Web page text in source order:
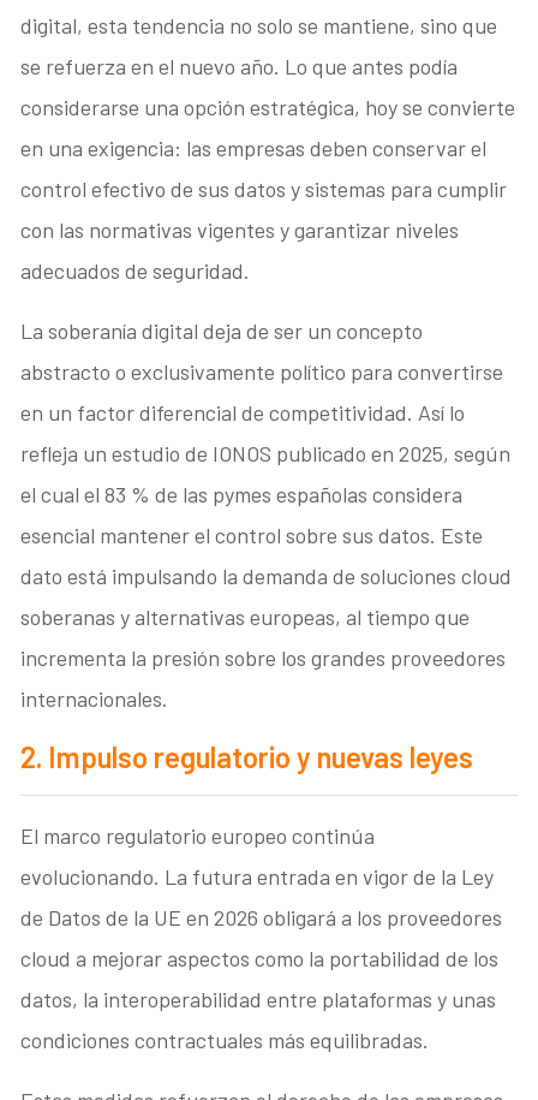
digital, esta tendencia no solo se mantiene, sino que
se refuerza en el nuevo año. Lo que antes podía
considerarse una opción estratégica, hoy se convierte
en una exigencia: las empresas deben conservar el
control efectivo de sus datos y sistemas para cumplir
con las normativas vigentes y garantizar niveles
adecuados de seguridad.
La soberanía digital deja de ser un concepto
abstracto o exclusivamente político para convertirse
en un factor diferencial de competitividad. Así lo
refleja un estudio de IONOS publicado en 2025, según
el cual el 83 % de las pymes españolas considera
esencial mantener el control sobre sus datos. Este
dato está impulsando la demanda de soluciones cloud
soberanas y alternativas europeas, al tiempo que
incrementa la presión sobre los grandes proveedores
internacionales.
2. Impulso regulatorio y nuevas leyes
El marco regulatorio europeo continúa
evolucionando. La futura entrada en vigor de la Ley
de Datos de la UE en 2026 obligará a los proveedores
cloud a mejorar aspectos como la portabilidad de los
datos, la interoperabilidad entre plataformas y unas
condiciones contractuales más equilibradas.